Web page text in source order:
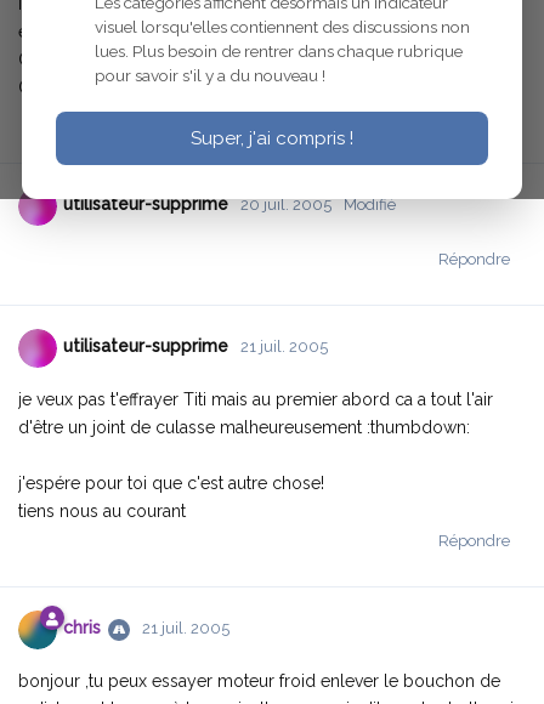
visuel lorsqu'elles contiennent des discussions non
lues. Plus besoin de rentrer dans chaque rubrique
pour savoir s'il y a du nouveau !
Super, j'ai compris !
et alors il fuit plus.
C'est bizarre non ??
Ca vient de quoi ...joint de culasse ??,
Répondre
utilisateur-supprime 20 juil. 2005 Modifié
Répondre
utilisateur-supprime 21 juil. 2005
je veux pas t'effrayer Titi mais au premier abord ca a tout l'air
d'être un joint de culasse malheureusement :thumbdown:
j'espére pour toi que c'est autre chose!
tiens nous au courant
Répondre
chris 21 juil. 2005
bonjour ,tu peux essayer moteur froid enlever le bouchon de